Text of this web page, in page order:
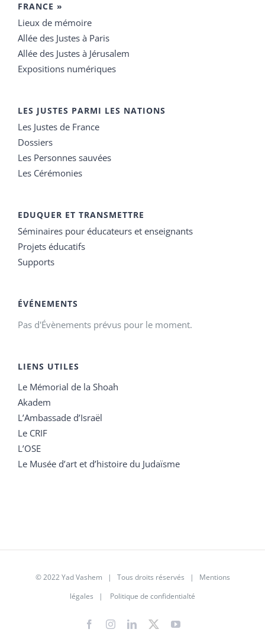
FRANCE »
Lieux de mémoire
Allée des Justes à Paris
Allée des Justes à Jérusalem
Expositions numériques
LES JUSTES PARMI LES NATIONS
Les Justes de France
Dossiers
Les Personnes sauvées
Les Cérémonies
EDUQUER ET TRANSMETTRE
Séminaires pour éducateurs et enseignants
Projets éducatifs
Supports
ÉVÉNEMENTS
Pas d'Évènements prévus pour le moment.
LIENS UTILES
Le Mémorial de la Shoah
Akadem
L’Ambassade d’Israël
Le CRIF
L’OSE
Le Musée d’art et d’histoire du Judaïsme
© 2022 Yad Vashem | Tous droits réservés | Mentions
légales | Politique de confidentialté
FacebookInstagramLinkedIn
X YouTube